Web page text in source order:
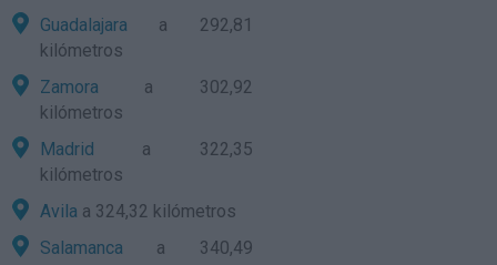
Guadalajara a 292,81
kilómetros
Zamora a 302,92
kilómetros
Madrid a 322,35
kilómetros
Avila a 324,32 kilómetros
Salamanca a 340,49